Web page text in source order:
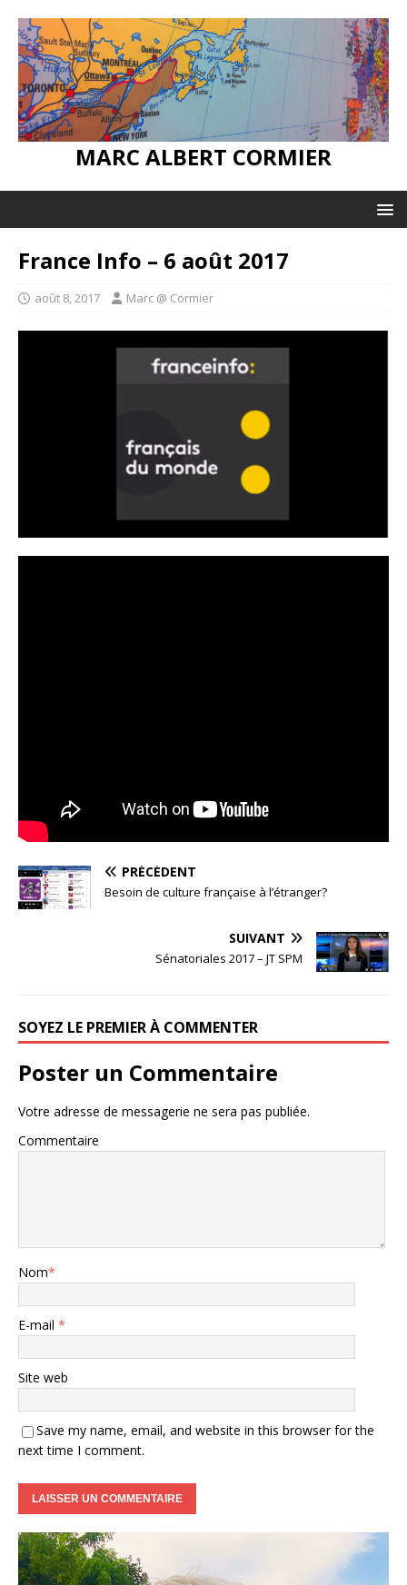
MARC ALBERT CORMIER
France Info – 6 août 2017
août 8, 2017 Marc @ Cormier
PRÉCÉDENT
Besoin de culture française à l’étranger?
SUIVANT
Sénatoriales 2017 – JT SPM
SOYEZ LE PREMIER À COMMENTER
Poster un Commentaire
Votre adresse de messagerie ne sera pas publiée.
Commentaire
Nom*
E-mail *
Site web
Save my name, email, and website in this browser for the
next time I comment.